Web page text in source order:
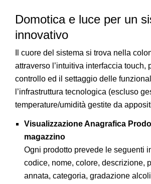
Domotica e luce per un
innovativo
Il cuore del sistema si trova nella
attraverso l’intuitiva interfaccia touch,
controllo ed il settaggio delle
l’infrastruttura tecnologica (escluso
temperature/umidità gestite da
Visualizzazione Anagrafica
magazzino
Ogni prodotto prevede le seguenti
codice, nome, colore, descrizione,
annata, categoria, gradazione